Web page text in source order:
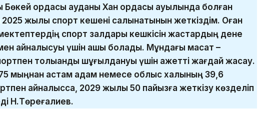
Бөкей ордасы ауданы Хан ордасы ауылында болған
жылы спорт кешені салынатынын жеткіздім. Оған
мектептердің спорт залдары кешкісін жастардың дене
айналысуы үшін ашық болады. Мұндағы мақсат –
толыққанды шұғылдануы үшін қажетті жағдай жасау.
мыңнан астам адам немесе облыс халқының 39,6
айналысса, 2029 жылы 50 пайызға жеткізу көзделіп
Н.Төреғалиев.